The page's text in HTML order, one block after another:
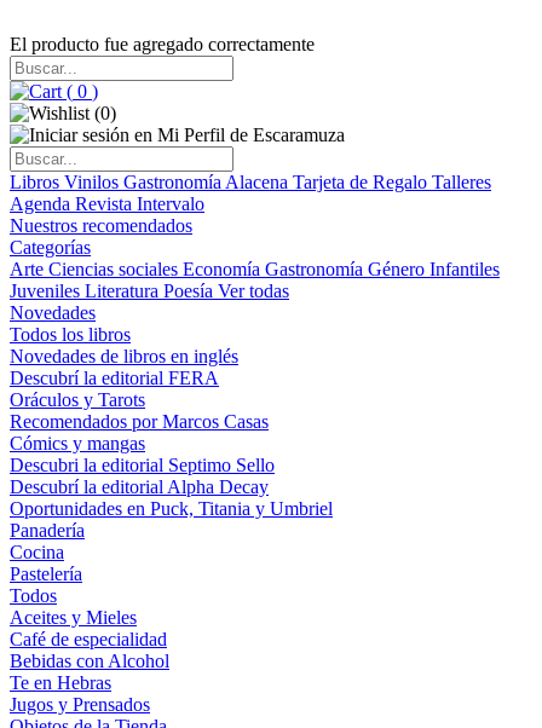
El producto fue agregado correctamente
( 0 )
(0)
Libros Vinilos Gastronomía Alacena Tarjeta de Regalo Talleres
Agenda Revista Intervalo
Nuestros recomendados
Categorías
Arte Ciencias sociales Economía Gastronomía Género Infantiles
Juveniles Literatura Poesía Ver todas
Novedades
Todos los libros
Novedades de libros en inglés
Descubrí la editorial FERA
Oráculos y Tarots
Recomendados por Marcos Casas
Cómics y mangas
Descubri la editorial Septimo Sello
Descubrí la editorial Alpha Decay
Oportunidades en Puck, Titania y Umbriel
Panadería
Cocina
Pastelería
Todos
Aceites y Mieles
Café de especialidad
Bebidas con Alcohol
Te en Hebras
Jugos y Prensados